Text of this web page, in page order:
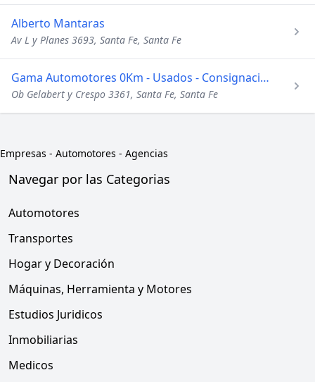
Alberto Mantaras
Av L y Planes 3693, Santa Fe, Santa Fe
Gama Automotores 0Km - Usados - Consignaciones
Ob Gelabert y Crespo 3361, Santa Fe, Santa Fe
Empresas - Automotores - Agencias
Navegar por las Categorias
Automotores
Transportes
Hogar y Decoración
Máquinas, Herramienta y Motores
Estudios Juridicos
Inmobiliarias
Medicos